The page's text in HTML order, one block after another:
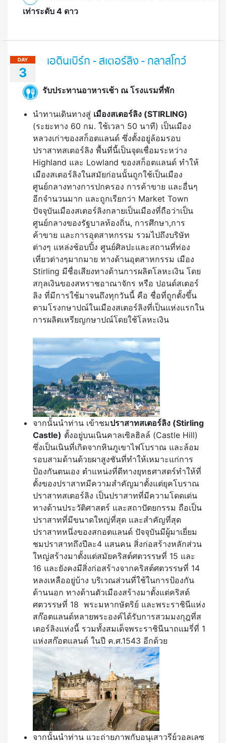
เท่าระดับ 4 ดาว
DAY
3
เอดินเบิร์ก - สเตอร์ลิง - กลาสโกว์
รับประทานอาหารเช้า ณ โรงแรมที่พัก
นำทานเดินทางสู่ เมืองสเตอร์ลิง (STIRLING)
(ระยะทาง 60 กม. ใช้เวลา 50 นาที) เป็นเมือง
หลวงเก่าของสก็อตแลนด์ ซึ่งตั้งอยู่ล้อมรอบ
ปราสาทสเตอร์ลิง พื้นที่นี้เป็นจุดเชื่อมระหว่าง
Highland และ Lowland ของสก็อตแลนด์ ทำให้
เมืองสเตอร์ลิงในสมัยก่อนนั้นถูกใช้เป็นเมือง
ศูนย์กลางทางการปกครอง การค้าขาย และอื่นๆ
อีกจำนวนมาก และถูกเรียกว่า Market Town
ปัจจุบันเมืองสเตอร์ลิงกลายเป็นเมืองที่ถือว่าเป็น
ศูนย์กลางของรัฐบาลท้องถิ่น, การศึกษา,การ
ค้าขาย และการอุตสาหกรรม รวมไปถึงบริษัท
ต่างๆ แหล่งช้อบปิ้ง ศูนย์ศิลปะและสถานที่ท่อง
เที่ยวต่างๆมากมาย ทางด้านอุตสาหกรรม เมือง
Stirling มีชื่อเสียงทางด้านการผลิตโลหะเงิน โดย
สกุลเงินของสหราชอาณาจักร หรือ ปอนด์สเตอร์
ลิง ที่มีการใช้มาจนถึงทุกวันนี้ คือ ชื่อที่ถูกตั้งขึ้น
ตามโรงกษาปณ์ในเมืองสเตอร์ลิงที่เป็นแห่งแรกใน
การผลิตเหรียญกษาปณ์โดยใช้โลหะเงิน
จากนั้นนำท่าน เข้าชมปราสาทสเตอร์ลิง (Stirling
Castle) ตั้งอยู่บนเนินคาลเซิลฮิลล์ (Castle Hill)
ซึ่งเป็นเนินที่เกิดจากหินภูเขาไฟโบราณ และล้อม
รอบสามด้านด้วยผาสูงชันที่ทำให้เหมาะแก่การ
ป้องกันตนเอง ตำแหน่งที่ดีทางยุทธศาสตร์ทำให้ที่
ตั้งของปราสาทมีความสำคัญมาตั้งแต่ยุคโบราณ
ปราสาทสเตอร์ลิง เป็นปราสาทที่มีความโดดเด่น
ทางด้านประวัติศาสตร์ และสถาปัตยกรรม ถือเป็น
ปราสาทที่มีขนาดใหญ่ที่สุด และสำคัญที่สุด
ปราสาทหนึ่งของสกอตแลนด์ ปัจจุบันมีผู้มาเยี่ยม
ชมปราสาทถึงปีละ4 แสนคน สิ่งก่อสร้างหลักส่วน
ใหญ่สร้างมาตั้งแต่สมัยคริสต์ศตวรรษที่ 15 และ
16 และยังคงมีสิ่งก่อสร้างจากคริสต์ศตวรรษที่ 14
หลงเหลืออยู่บ้าง บริเวณส่วนที่ใช้ในการป้องกัน
ด้านนอก ทางด้านตัวเมืองสร้างมาตั้งแต่คริสต์
ศตวรรษที่ 18 พระมหากษัตริย์ และพระราชินีแห่ง
สก๊อตแลนด์หลายพระองค์ได้รับการสวมมงกุฎที่ส
เตอร์ลิงแห่งนี้ รวมทั้งสมเด็จพระราชินีนาถแมรี่ที่ 1
แห่งสก๊อตแลนด์ ในปี ค.ศ.1543 อีกด้วย
จากนั้นนำท่าน แวะถ่ายภาพกับอนุเสาวรีย์วอลเลซ